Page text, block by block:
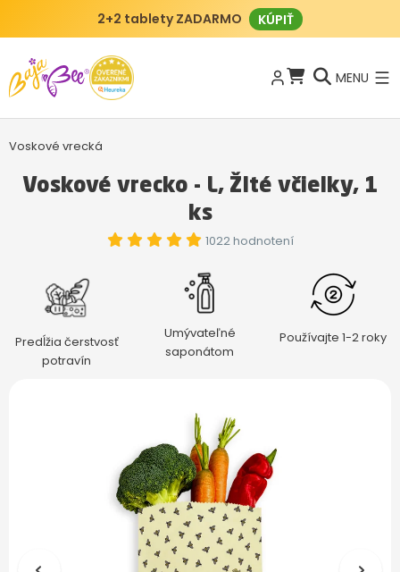
2+2 tablety ZADARMO KÚPIŤ
MENU
Voskové vrecká
Voskové vrecko - L, Žlté včielky, 1
ks
1022 hodnotení
Predĺžia čerstvosť
potravín
Umývateľné
saponátom
Používajte 1-2 roky